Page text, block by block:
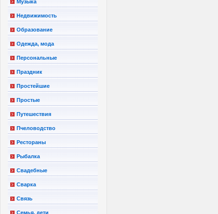
Музыка
Недвижимость
Образование
Одежда, мода
Персональные
Праздник
Простейшие
Простые
Путешествия
Пчеловодство
Рестораны
Рыбалка
Свадебные
Сварка
Связь
Семья, дети